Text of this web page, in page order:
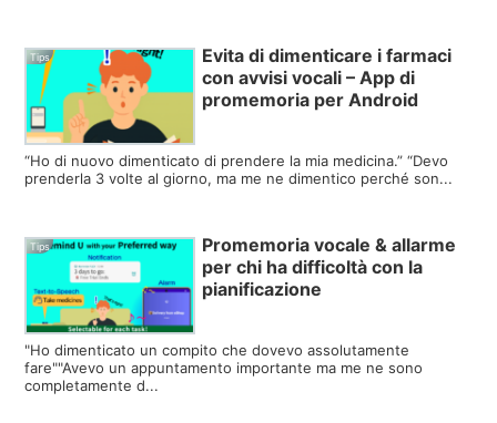
Tips
Evita di dimenticare i farmaci
con avvisi vocali – App di
promemoria per Android
“Ho di nuovo dimenticato di prendere la mia medicina.” “Devo
prenderla 3 volte al giorno, ma me ne dimentico perché son...
Tips
Promemoria vocale & allarme
per chi ha difficoltà con la
pianificazione
"Ho dimenticato un compito che dovevo assolutamente
fare""Avevo un appuntamento importante ma me ne sono
completamente d...